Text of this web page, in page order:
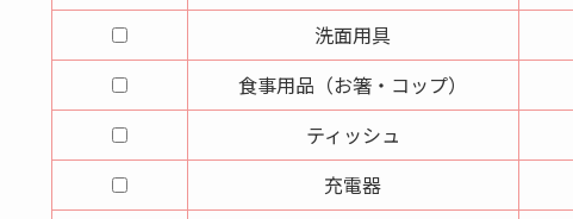
洗面用具
食事用品（お箸・コップ）
ティッシュ
充電器